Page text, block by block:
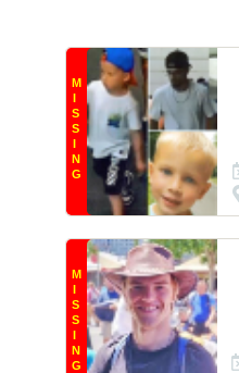
M
I
S
S
I
N
G
M
I
S
S
I
N
G